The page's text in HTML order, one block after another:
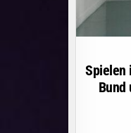
Spielen
Bund